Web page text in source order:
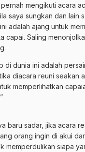
mengikuti acara
saya sungkan dan lain
adalah ajang untuk
capai. Saling
di dunia ini adalah
diacara reuni seakan
memperlihatkan
baru sadar, jika acara
orang ingin di akui
memperdulikan siapa